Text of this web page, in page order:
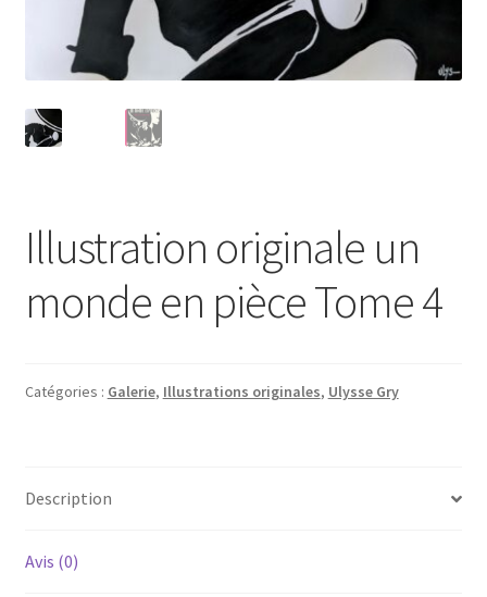
Illustration originale un
monde en pièce Tome 4
Catégories : Galerie, Illustrations originales, Ulysse Gry
Description
Avis (0)